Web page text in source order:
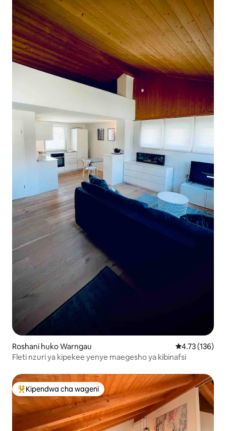
Roshani huko Warngau Ukadiriaji wa
4.73 (136)
Fleti nzuri ya kipekee yenye maegesho ya kibinafsi
Kipendwa maarufu cha wageni
Kipendwa cha wageni